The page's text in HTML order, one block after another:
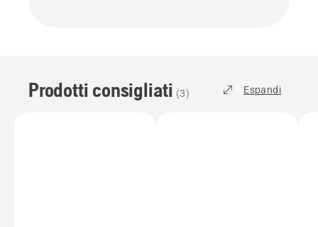
Prodotti consigliati (3) Espandi